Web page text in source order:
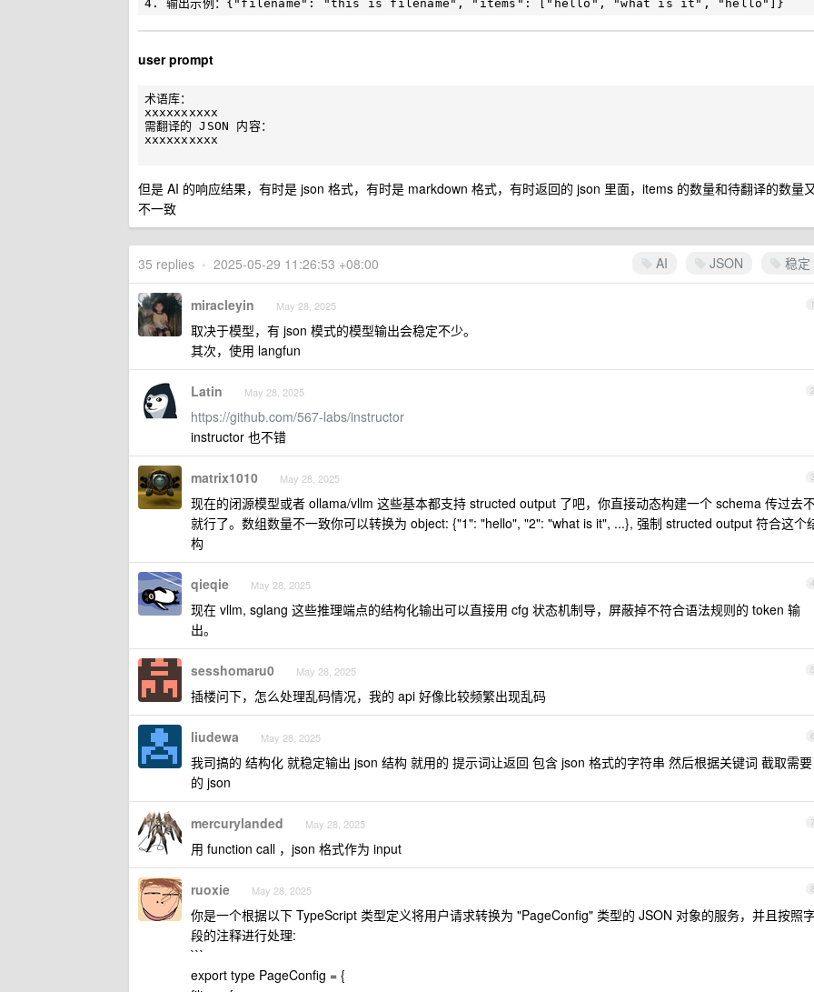
user prompt
术语库：
xxxxxxxxxx
需翻译的 JSON 内容：
xxxxxxxxxx
但是 AI 的响应结果，有时是 json 格式，有时是 markdown 格式，有时返回的 json 里面，items 的数量和待翻译的数量又
不一致
AI JSON 稳定
35 replies • 2025-05-29 11:26:53 +08:00
1
miracleyin May 28, 2025
取决于模型，有 json 模式的模型输出会稳定不少。
其次，使用 langfun
2
Latin May 28, 2025
https://github.com/567-labs/instructor
instructor 也不错
3
matrix1010 May 28, 2025
现在的闭源模型或者 ollama/vllm 这些基本都支持 structed output 了吧，你直接动态构建一个 schema 传过去
就行了。数组数量不一致你可以转换为 object: {"1": "hello", "2": "what is it", ...}, 强制 structed output 符合这个
构
4
qieqie May 28, 2025
现在 vllm, sglang 这些推理端点的结构化输出可以直接用 cfg 状态机制导，屏蔽掉不符合语法规则的 token 输
出。
5
sesshomaru0 May 28, 2025
插楼问下，怎么处理乱码情况，我的 api 好像比较频繁出现乱码
6
liudewa May 28, 2025
我司搞的 结构化 就稳定输出 json 结构 就用的 提示词让返回 包含 json 格式的字符串 然后根据关键词 截取需要
的 json
7
mercurylanded May 28, 2025
用 function call ，json 格式作为 input
8
ruoxie May 28, 2025
你是一个根据以下 TypeScript 类型定义将用户请求转换为 "PageConfig" 类型的 JSON 对象的服务，并且按照字
段的注释进行处理:
```
export type PageConfig = {